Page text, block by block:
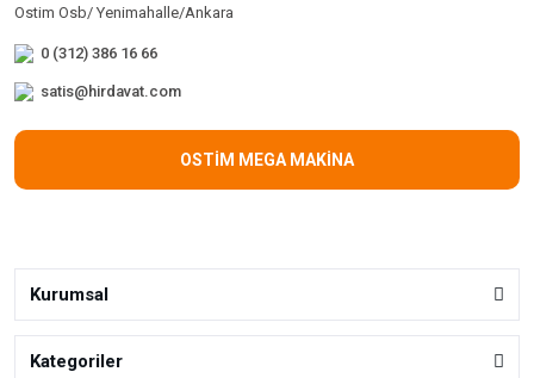
Ostim Osb/ Yenimahalle/Ankara
0 (312) 386 16 66
satis@hirdavat.com
OSTİM MEGA MAKİNA
Kurumsal
Kategoriler